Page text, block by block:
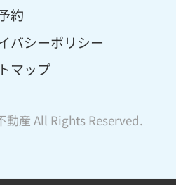
約
バシーポリシー
マップ
動産 All Rights Reserved.